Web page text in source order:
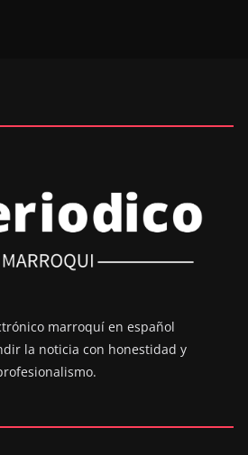
marroquí en español
la noticia con honestidad y